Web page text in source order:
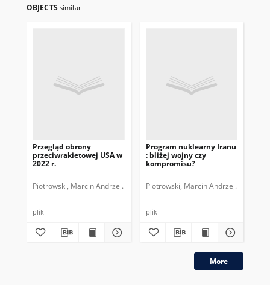
OBJECTS similar
Przegląd obrony
przeciwrakietowej USA w
2022 r.
Piotrowski, Marcin Andrzej.
plik
Program nuklearny Iranu
: bliżej wojny czy
kompromisu?
Piotrowski, Marcin Andrzej.
plik
More